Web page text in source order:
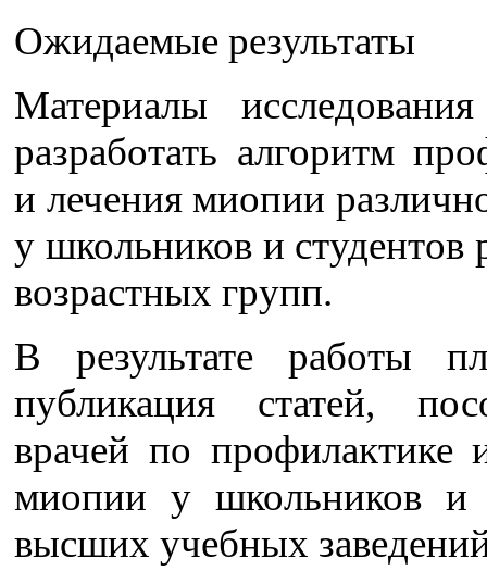
Ожидаемые результаты
Материалы
разработать алгоритм
и лечения миопии
у школьников и студентов
возрастных групп.
В результате работы
публикация статей,
врачей по профилактике
миопии у школьников и
высших учебных